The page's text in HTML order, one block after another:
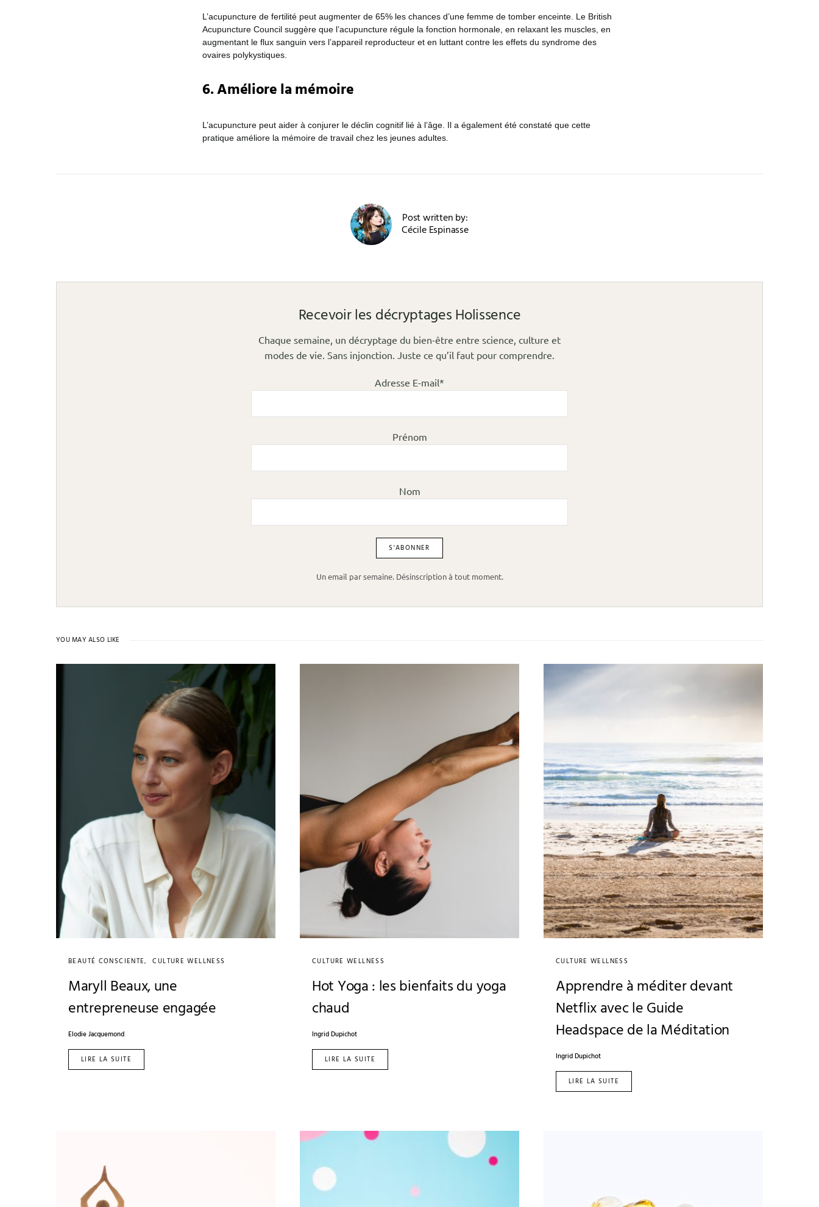
L’acupuncture de fertilité peut augmenter de 65% les chances d’une femme de tomber enceinte. Le British
Acupuncture Council suggère que l’acupuncture régule la fonction hormonale, en relaxant les muscles, en
augmentant le flux sanguin vers l’appareil reproducteur et en luttant contre les effets du syndrome des
ovaires polykystiques.
6. Améliore la mémoire
L’acupuncture peut aider à conjurer le déclin cognitif lié à l’âge. Il a également été constaté que cette
pratique améliore la mémoire de travail chez les jeunes adultes.
Post written by:
Cécile Espinasse
Recevoir les décryptages Holissence
Chaque semaine, un décryptage du bien-être entre science, culture et
modes de vie. Sans injonction. Juste ce qu’il faut pour comprendre.
Adresse E-mail*
Prénom
Nom
Un email par semaine. Désinscription à tout moment.
YOU MAY ALSO LIKE
BEAUTÉ CONSCIENTE CULTURE WELLNESS
Maryll Beaux, une
entrepreneuse engagée
Elodie Jacquemond
LIRE LA SUITE
CULTURE WELLNESS
Hot Yoga : les bienfaits du yoga
chaud
Ingrid Dupichot
LIRE LA SUITE
CULTURE WELLNESS
Apprendre à méditer devant
Netflix avec le Guide
Headspace de la Méditation
Ingrid Dupichot
LIRE LA SUITE